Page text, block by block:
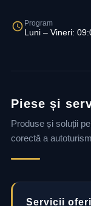
Program
Luni – Vineri:
Piese și
Produse și soluții
corectă a
Servicii